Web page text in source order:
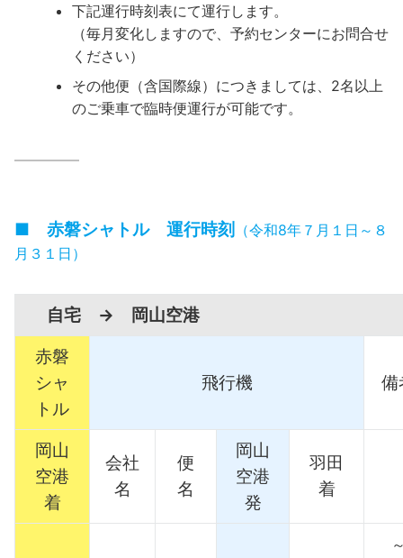
下記運行時刻表にて運行します。
（毎月変化しますので、予約センターにお問合せ
ください）
その他便（含国際線）につきましては、2名以上
のご乗車で臨時便運行が可能です。
————–
■ 赤磐シャトル 運行時刻
（令和8年７月１日～８
月３１日）
自宅 → 岡山空港
赤磐
シャ
トル
飛行機 備
岡山
空港
着
会社
名
便
名
岡山
空港
発
羽田
着